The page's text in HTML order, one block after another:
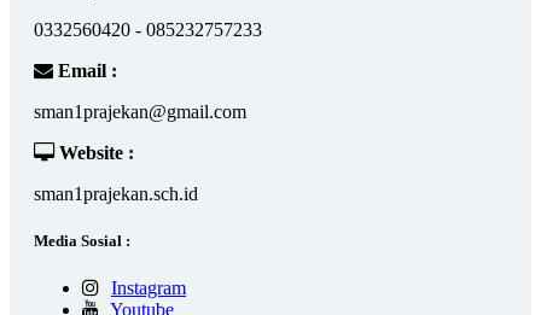
0332560420 - 085232757233
Email :
sman1prajekan@gmail.com
Website :
sman1prajekan.sch.id
Media Sosial :
Instagram
Youtube